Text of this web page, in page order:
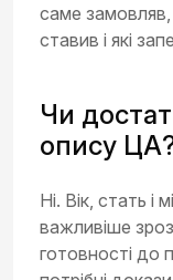
саме замовляв,
ставив і які
Чи
опису
Ні. Вік, стать і
важливіше
готовності до